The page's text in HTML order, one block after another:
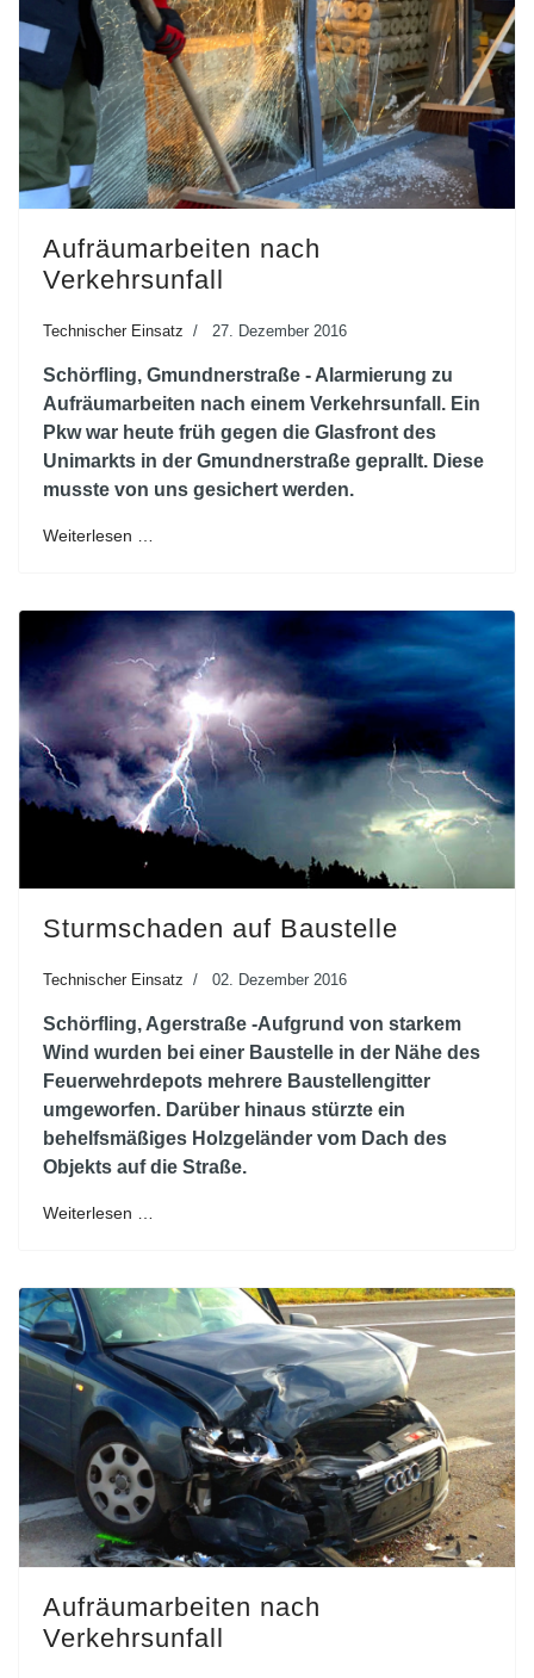
Aufräumarbeiten nach
Verkehrsunfall
Technischer Einsatz 27. Dezember 2016
Schörfling, Gmundnerstraße - Alarmierung zu
Aufräumarbeiten nach einem Verkehrsunfall. Ein
Pkw war heute früh gegen die Glasfront des
Unimarkts in der Gmundnerstraße geprallt. Diese
musste von uns gesichert werden.
Weiterlesen …
Sturmschaden auf Baustelle
Technischer Einsatz 02. Dezember 2016
Schörfling, Agerstraße -Aufgrund von starkem
Wind wurden bei einer Baustelle in der Nähe des
Feuerwehrdepots mehrere Baustellengitter
umgeworfen. Darüber hinaus stürzte ein
behelfsmäßiges Holzgeländer vom Dach des
Objekts auf die Straße.
Weiterlesen …
Aufräumarbeiten nach
Verkehrsunfall